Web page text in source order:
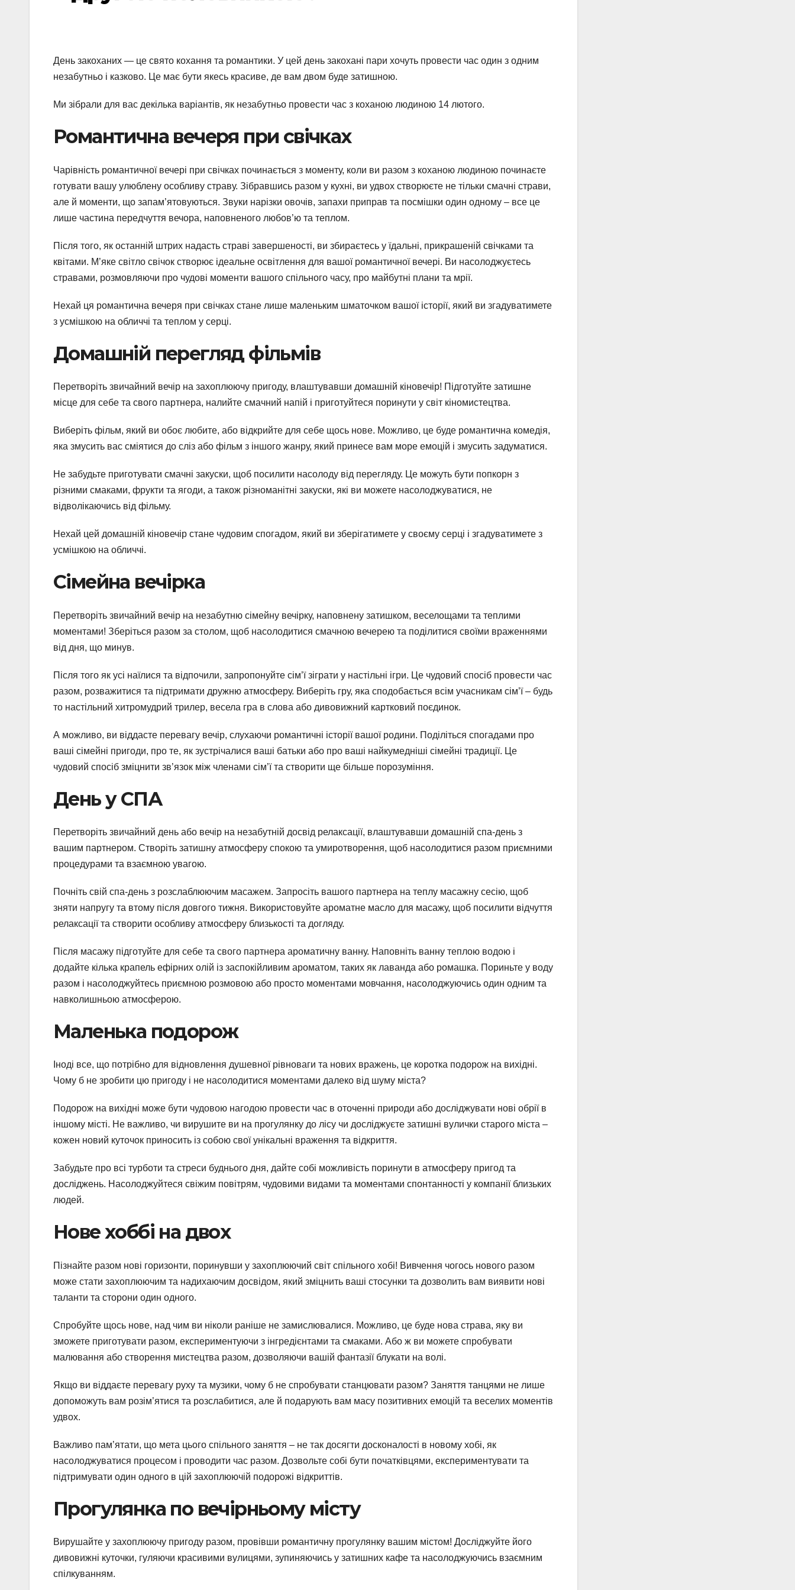
День закоханих — це свято кохання та романтики. У цей день закохані пари хочуть провести час один з одним
незабутньо і казково. Це має бути якесь красиве, де вам двом буде затишною.
Ми зібрали для вас декілька варіантів, як незабутньо провести час з коханою людиною 14 лютого.
Романтична вечеря при свічках
Чарівність романтичної вечері при свічках починається з моменту, коли ви разом з коханою людиною починаєте
готувати вашу улюблену особливу страву. Зібравшись разом у кухні, ви удвох створюєте не тільки смачні страви,
але й моменти, що запам’ятовуються. Звуки нарізки овочів, запахи приправ та посмішки один одному – все це
лише частина передчуття вечора, наповненого любов’ю та теплом.
Після того, як останній штрих надасть страві завершеності, ви збираєтесь у їдальні, прикрашеній свічками та
квітами. М’яке світло свічок створює ідеальне освітлення для вашої романтичної вечері. Ви насолоджуєтесь
стравами, розмовляючи про чудові моменти вашого спільного часу, про майбутні плани та мрії.
Нехай ця романтична вечеря при свічках стане лише маленьким шматочком вашої історії, який ви згадуватимете
з усмішкою на обличчі та теплом у серці.
Домашній перегляд фільмів
Перетворіть звичайний вечір на захоплюючу пригоду, влаштувавши домашній кіновечір! Підготуйте затишне
місце для себе та свого партнера, налийте смачний напій і приготуйтеся поринути у світ кіномистецтва.
Виберіть фільм, який ви обоє любите, або відкрийте для себе щось нове. Можливо, це буде романтична комедія,
яка змусить вас сміятися до сліз або фільм з іншого жанру, який принесе вам море емоцій і змусить задуматися.
Не забудьте приготувати смачні закуски, щоб посилити насолоду від перегляду. Це можуть бути попкорн з
різними смаками, фрукти та ягоди, а також різноманітні закуски, які ви можете насолоджуватися, не
відволікаючись від фільму.
Нехай цей домашній кіновечір стане чудовим спогадом, який ви зберігатимете у своєму серці і згадуватимете з
усмішкою на обличчі.
Сімейна вечірка
Перетворіть звичайний вечір на незабутню сімейну вечірку, наповнену затишком, веселощами та теплими
моментами! Зберіться разом за столом, щоб насолодитися смачною вечерею та поділитися своїми враженнями
від дня, що минув.
Після того як усі наїлися та відпочили, запропонуйте сім’ї зіграти у настільні ігри. Це чудовий спосіб провести час
разом, розважитися та підтримати дружню атмосферу. Виберіть гру, яка сподобається всім учасникам сім’ї – будь
то настільний хитромудрий трилер, весела гра в слова або дивовижний картковий поєдинок.
А можливо, ви віддасте перевагу вечір, слухаючи романтичні історії вашої родини. Поділіться спогадами про
ваші сімейні пригоди, про те, як зустрічалися ваші батьки або про ваші найкумедніші сімейні традиції. Це
чудовий спосіб зміцнити зв’язок між членами сім’ї та створити ще більше порозуміння.
День у СПА
Перетворіть звичайний день або вечір на незабутній досвід релаксації, влаштувавши домашній спа-день з
вашим партнером. Створіть затишну атмосферу спокою та умиротворення, щоб насолодитися разом приємними
процедурами та взаємною увагою.
Почніть свій спа-день з розслаблюючим масажем. Запросіть вашого партнера на теплу масажну сесію, щоб
зняти напругу та втому після довгого тижня. Використовуйте ароматне масло для масажу, щоб посилити відчуття
релаксації та створити особливу атмосферу близькості та догляду.
Після масажу підготуйте для себе та свого партнера ароматичну ванну. Наповніть ванну теплою водою і
додайте кілька крапель ефірних олій із заспокійливим ароматом, таких як лаванда або ромашка. Пориньте у воду
разом і насолоджуйтесь приємною розмовою або просто моментами мовчання, насолоджуючись один одним та
навколишньою атмосферою.
Маленька подорож
Іноді все, що потрібно для відновлення душевної рівноваги та нових вражень, це коротка подорож на вихідні.
Чому б не зробити цю пригоду і не насолодитися моментами далеко від шуму міста?
Подорож на вихідні може бути чудовою нагодою провести час в оточенні природи або досліджувати нові обрії в
іншому місті. Не важливо, чи вирушите ви на прогулянку до лісу чи досліджуєте затишні вулички старого міста –
кожен новий куточок приносить із собою свої унікальні враження та відкриття.
Забудьте про всі турботи та стреси буднього дня, дайте собі можливість поринути в атмосферу пригод та
досліджень. Насолоджуйтеся свіжим повітрям, чудовими видами та моментами спонтанності у компанії близьких
людей.
Нове хоббі на двох
Пізнайте разом нові горизонти, поринувши у захоплюючий світ спільного хобі! Вивчення чогось нового разом
може стати захоплюючим та надихаючим досвідом, який зміцнить ваші стосунки та дозволить вам виявити нові
таланти та сторони один одного.
Спробуйте щось нове, над чим ви ніколи раніше не замислювалися. Можливо, це буде нова страва, яку ви
зможете приготувати разом, експериментуючи з інгредієнтами та смаками. Або ж ви можете спробувати
малювання або створення мистецтва разом, дозволяючи вашій фантазії блукати на волі.
Якщо ви віддаєте перевагу руху та музики, чому б не спробувати станцювати разом? Заняття танцями не лише
допоможуть вам розім’ятися та розслабитися, але й подарують вам масу позитивних емоцій та веселих моментів
удвох.
Важливо пам’ятати, що мета цього спільного заняття – не так досягти досконалості в новому хобі, як
насолоджуватися процесом і проводити час разом. Дозвольте собі бути початківцями, експериментувати та
підтримувати один одного в цій захоплюючій подорожі відкриттів.
Прогулянка по вечірньому місту
Вирушайте у захоплюючу пригоду разом, провівши романтичну прогулянку вашим містом! Досліджуйте його
дивовижні куточки, гуляючи красивими вулицями, зупиняючись у затишних кафе та насолоджуючись взаємним
спілкуванням.